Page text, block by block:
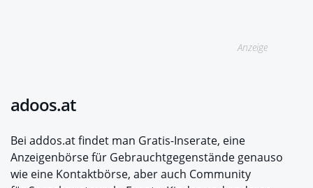
Anzeige
adoos.at
Bei addos.at findet man Gratis-Inserate, eine
Anzeigenbörse für Gebrauchtgegenstände genauso
wie eine Kontaktbörse, aber auch Community